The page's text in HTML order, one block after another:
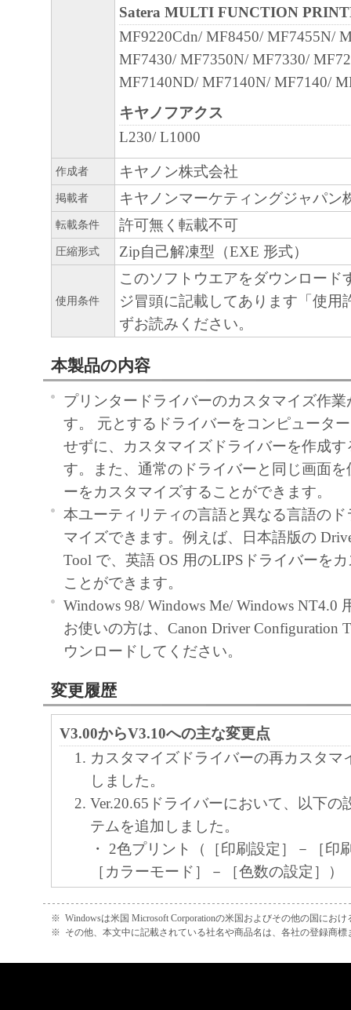
た時点で発効し、下記(2)または(3)により
効に存続します。
(2) お客様は、｢本ソフトウェア｣およびそ
を廃棄および消去することにより、本契約
ことができます。
(3) お客様が本契約書のいずれかの条項に
契約書は直ちに終了します。
(4) お客様は、上記(3) によって本契約書が
速やかに、「本ソフトウェア」およびその
を廃棄または消去するものとします。
９．U.S. GOVERNMENT RESTRICTED
The Software is a “commercial item,” as that
C.F.R. 2.101 (Oct 1995), consisting of
software” and “commercial computer software
such terms are used in 48 C.F.R. 12.212 (Sept
with 48 C.F.R. 12.212 and 48 C.F.R.
227.7202-4 (June 1995), all U.S. Government
acquire the Software with only those rights set
Manufacturer is Canon Inc./30-2,
ku, Tokyo 146-8501, Japan.
本条項中で使用される“the Software”とは、
義される「本ソフトウェア」を意味し、指
ます。
10．分離可能性
本契約書のいずれかの条項またはその一部
効であると決定された場合でも、その他の
効に存続するものとします。
以 上
キヤノン株式会社
Satera MULTI FUNCTION
MF9220Cdn/ MF8450/ MF7455N/
MF7430/ MF7350N/ MF7330/
MF7140ND/ MF7140N/ MF7140/
キヤノフアクス
L230/ L1000
作成者 キヤノン株式会社
掲載者 キヤノンマーケティングジャパン
転載条件 許可無く転載不可
圧縮形式 Zip自己解凍型（EXE 形式）
使用条件
このソフトウエアをダウンロード
ジ冒頭に記載してあります「使用
ずお読みください。
本製品の内容
プリンタードライバーのカスタマイズ作
す。 元とするドライバーをコンピュータ
せずに、カスタマイズドライバーを作成
す。また、通常のドライバーと同じ画面
ーをカスタマイズすることができます。
本ユーティリティの言語と異なる言語の
マイズできます。例えば、日本語版の
Tool で、英語 OS 用のLIPSドライバーを
ことができます。
Windows 98/ Windows Me/ Windows NT4.0
お使いの方は、Canon Driver Configuration
ウンロードしてください。
変更履歴
V3.00からV3.10への主な変更点
カスタマイズドライバーの再カスタマ
しました。
Ver.20.65ドライバーにおいて、以下の
テムを追加しました。
・ 2色プリント（［印刷設定］－［印
［カラーモード］－［色数の設定］）
する］［保存時にボックス番号を指定
ンタープロパティ］－［デバイスの設
Ver.20.65ドライバーにおいて、［お気
※ Windowsは米国 Microsoft Corporationの米国およびその他の国にお
※ その他、本文中に記載されている社名や商品名は、各社の登録商標